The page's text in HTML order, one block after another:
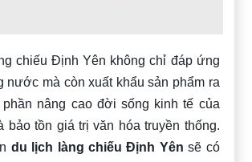
chiếu Định Yên không chỉ đáp ứng
nước mà còn xuất khẩu sản phẩm ra
nâng cao đời sống kinh tế của
bảo tồn giá trị văn hóa truyền thống.
du lịch làng chiếu Định Yên sẽ có